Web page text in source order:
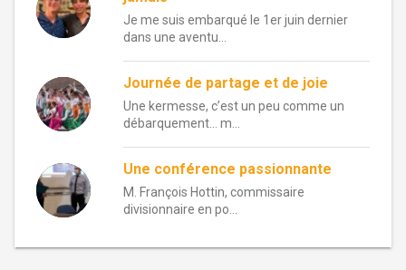
Je me suis embarqué le 1er juin dernier
dans une aventu...
Journée de partage et de joie
Une kermesse, c’est un peu comme un
débarquement… m...
Une conférence passionnante
M. François Hottin, commissaire
divisionnaire en po...